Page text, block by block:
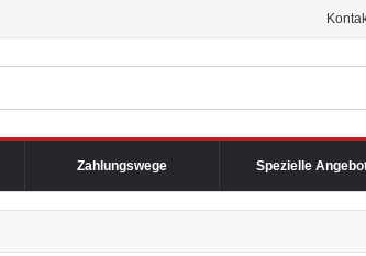
Zahlungswege Spezielle